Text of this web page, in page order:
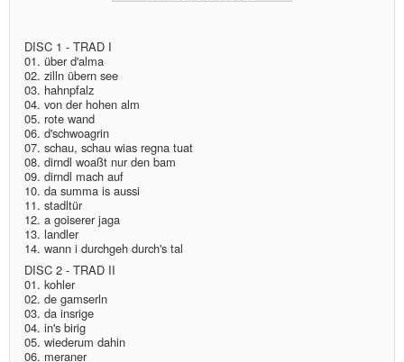
DISC 1 - TRAD I
01. über d'alma
02. zilln übern see
03. hahnpfalz
04. von der hohen alm
05. rote wand
06. d'schwoagrin
07. schau, schau wias regna tuat
08. dirndl woaßt nur den bam
09. dirndl mach auf
10. da summa is aussi
11. stadltür
12. a goiserer jaga
13. landler
14. wann i durchgeh durch's tal
DISC 2 - TRAD II
01. kohler
02. de gamserln
03. da insrige
04. in's birig
05. wiederum dahin
06. meraner